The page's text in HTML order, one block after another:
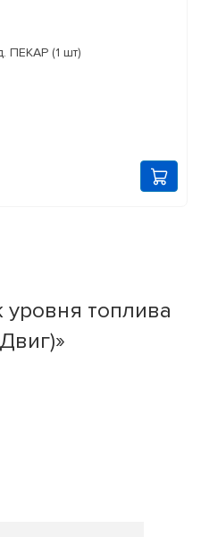
ПЕКАР (1 шт)
топлива